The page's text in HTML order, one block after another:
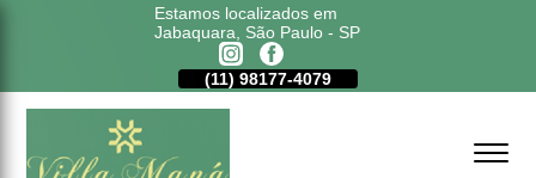
Estamos localizados em
Jabaquara, São Paulo - SP
(11) 98177-4079